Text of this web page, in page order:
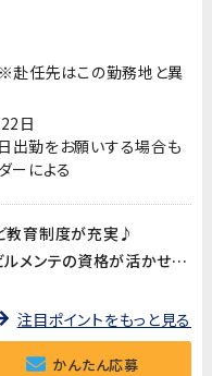
任先はこの勤務地と異
日
出勤をお願いする場合も
ーによる
教育制度が充実♪
電気工事士や施工管理士などのビルメンテの資格が活かせます!
注目ポイントをもっと見る
かんたん応募